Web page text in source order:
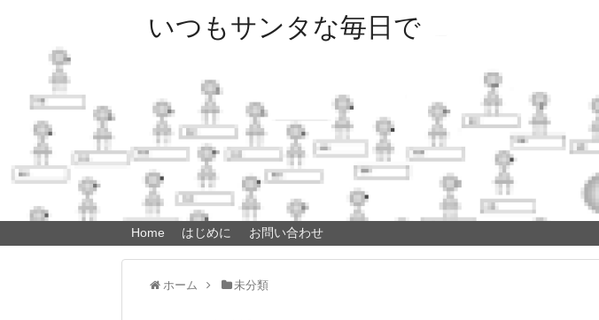
いつもサンタな毎日で
Home はじめに お問い合わせ
ホーム 未分類